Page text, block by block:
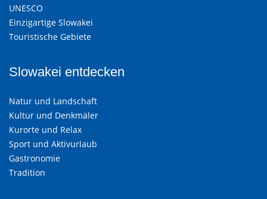
UNESCO
Einzigartige Slowakei
Touristische Gebiete
Slowakei entdecken
Natur und Landschaft
Kultur und Denkmäler
Kurorte und Relax
Sport und Aktivurlaub
Gastronomie
Tradition